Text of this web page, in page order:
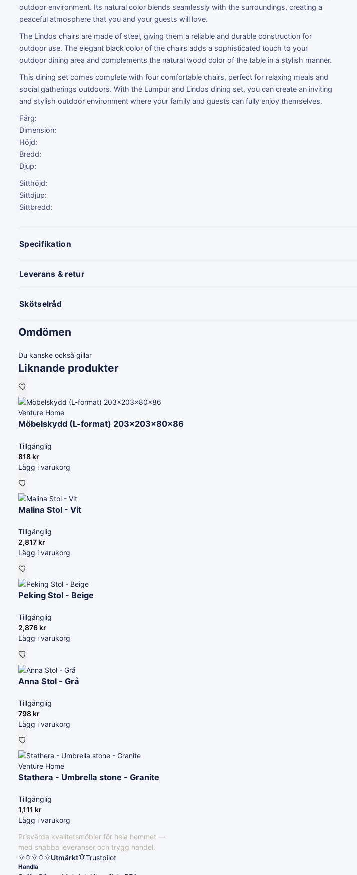
outdoor environment. Its natural color blends seamlessly with the surroundings, creating a
peaceful atmosphere that you and your guests will love.
The Lindos chairs are made of steel, giving them a reliable and durable construction for
outdoor use. The elegant black color of the chairs adds a sophisticated touch to your
outdoor dining area and complements the natural wood color of the table in a stylish manner.
This dining set comes complete with four comfortable chairs, perfect for relaxing meals and
social gatherings outdoors. With the Lumpur and Lindos dining set, you can create an inviting
and stylish outdoor environment where your family and guests can fully enjoy themselves.
Färg:
Dimension:
Höjd:
Bredd:
Djup:
Sitthöjd:
Sittdjup:
Sittbredd:
Specifikation
Leverans & retur
Skötselråd
Omdömen
Du kanske också gillar
Liknande produkter
Venture Home
Möbelskydd (L-format) 203x203x80x86
Tillgänglig
818 kr
Lägg i varukorg
Malina Stol - Vit
Tillgänglig
2,817 kr
Lägg i varukorg
Peking Stol - Beige
Tillgänglig
2,876 kr
Lägg i varukorg
Anna Stol - Grå
Tillgänglig
798 kr
Lägg i varukorg
Venture Home
Stathera - Umbrella stone - Granite
Tillgänglig
1,111 kr
Lägg i varukorg
Prisvärda kvalitetsmöbler för hela hemmet —
med snabba leveranser och trygg handel.
Utmärkt
Trustpilot
Handla